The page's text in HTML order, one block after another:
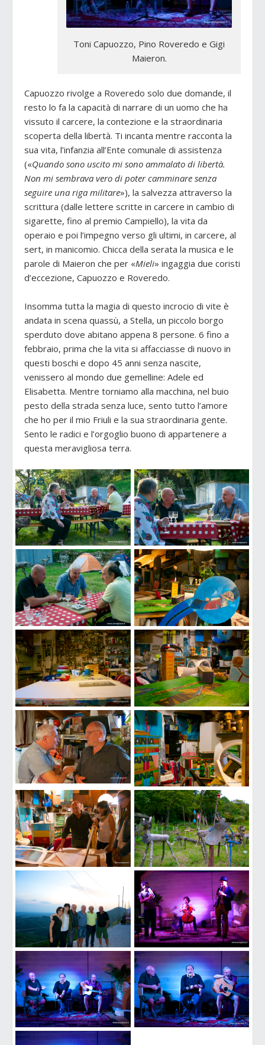
Toni Capuozzo, Pino Roveredo e Gigi
Maieron.
Capuozzo rivolge a Roveredo solo due domande, il
resto lo fa la capacità di narrare di un uomo che ha
vissuto il carcere, la contezione e la straordinaria
scoperta della libertà. Ti incanta mentre racconta la
sua vita, l’infanzia all’Ente comunale di assistenza
(«Quando sono uscito mi sono ammalato di libertà.
Non mi sembrava vero di poter camminare senza
seguire una riga militare»), la salvezza attraverso la
scrittura (dalle lettere scritte in carcere in cambio di
sigarette, fino al premio Campiello), la vita da
operaio e poi l’impegno verso gli ultimi, in carcere, al
sert, in manicomio. Chicca della serata la musica e le
parole di Maieron che per «Mieli» ingaggia due coristi
d’eccezione, Capuozzo e Roveredo.
Insomma tutta la magia di questo incrocio di vite è
andata in scena quassù, a Stella, un piccolo borgo
sperduto dove abitano appena 8 persone. 6 fino a
febbraio, prima che la vita si affacciasse di nuovo in
questi boschi e dopo 45 anni senza nascite,
venissero al mondo due gemelline: Adele ed
Elisabetta. Mentre torniamo alla macchina, nel buio
pesto della strada senza luce, sento tutto l’amore
che ho per il mio Friuli e la sua straordinaria gente.
Sento le radici e l’orgoglio buono di appartenere a
questa meravigliosa terra.